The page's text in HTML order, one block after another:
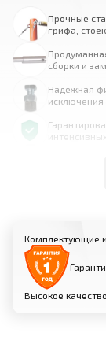
Прочные
грифа,
сборки и
Надежная
интенсивных
Комплект
Надежно
Комплектующие
Высокое